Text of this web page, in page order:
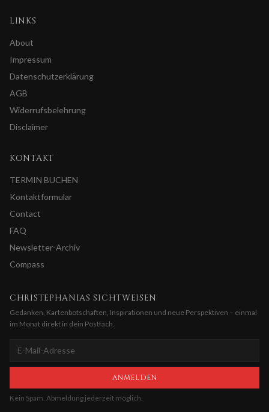
LINKS
About
Impressum
Datenschutzerklärung
AGB
Widerrufsbelehrung
Disclaimer
KONTAKT
TERMIN BUCHEN
Kontaktformular
Contact
FAQ
Newsletter-Archiv
Compass
CHRISTEPHANIAS SICHTWEISEN
Gedanken, Kartenbotschaften, Inspirationen und neue Perspektiven – einmal
im Monat direkt in dein Postfach.
ANMELDEN
Kein Spam. Abmeldung jederzeit möglich.